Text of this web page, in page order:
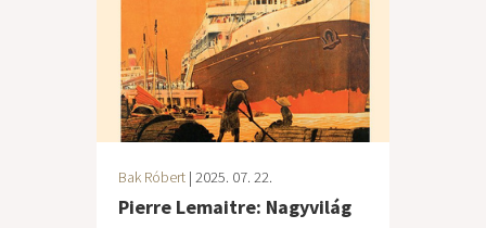
Bak Róbert | 2025. 07. 22.
Pierre Lemaitre: Nagyvilág